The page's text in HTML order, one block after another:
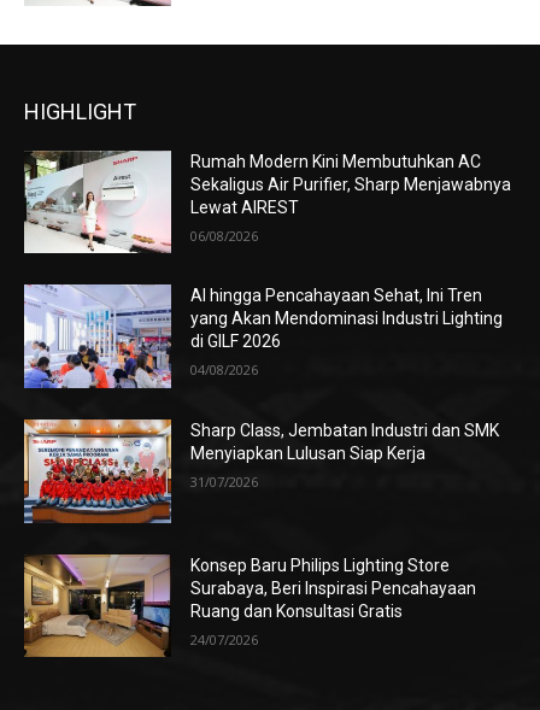
HIGHLIGHT
Rumah Modern Kini Membutuhkan AC
Sekaligus Air Purifier, Sharp Menjawabnya
Lewat AIREST
06/08/2026
AI hingga Pencahayaan Sehat, Ini Tren
yang Akan Mendominasi Industri Lighting
di GILF 2026
04/08/2026
Sharp Class, Jembatan Industri dan SMK
Menyiapkan Lulusan Siap Kerja
31/07/2026
Konsep Baru Philips Lighting Store
Surabaya, Beri Inspirasi Pencahayaan
Ruang dan Konsultasi Gratis
24/07/2026